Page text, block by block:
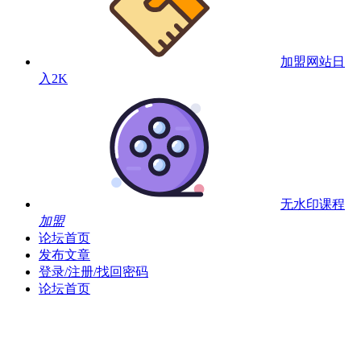
加盟网站日
入2K
无水印课程
加盟
论坛首页
发布文章
登录/注册/找回密码
论坛首页